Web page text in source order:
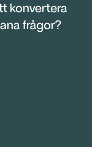
konvertera
frågor?